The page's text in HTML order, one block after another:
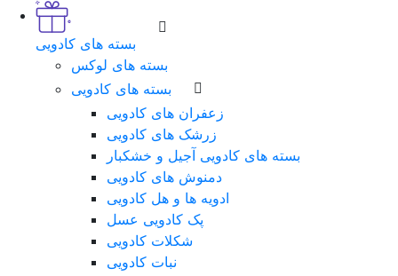
بسته های کادویی
بسته های لوکس
بسته های کادویی
زعفران های کادویی
زرشک های کادویی
بسته های کادویی آجیل و خشکبار
دمنوش های کادویی
ادویه ها و هل کادویی
پک کادویی عسل
شکلات کادویی
نبات کادویی